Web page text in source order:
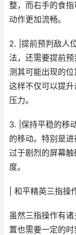
整，而右手的食
动作更加流畅。
2. |提前预判敌人
法，还需要提前
测其可能出现的位
这样不仅可以提
压力。
3. |保持平稳的移
的移动。特别是
过于剧烈的屏幕
度。
| 和平精英三指
虽然三指操作有
置也需要一定的